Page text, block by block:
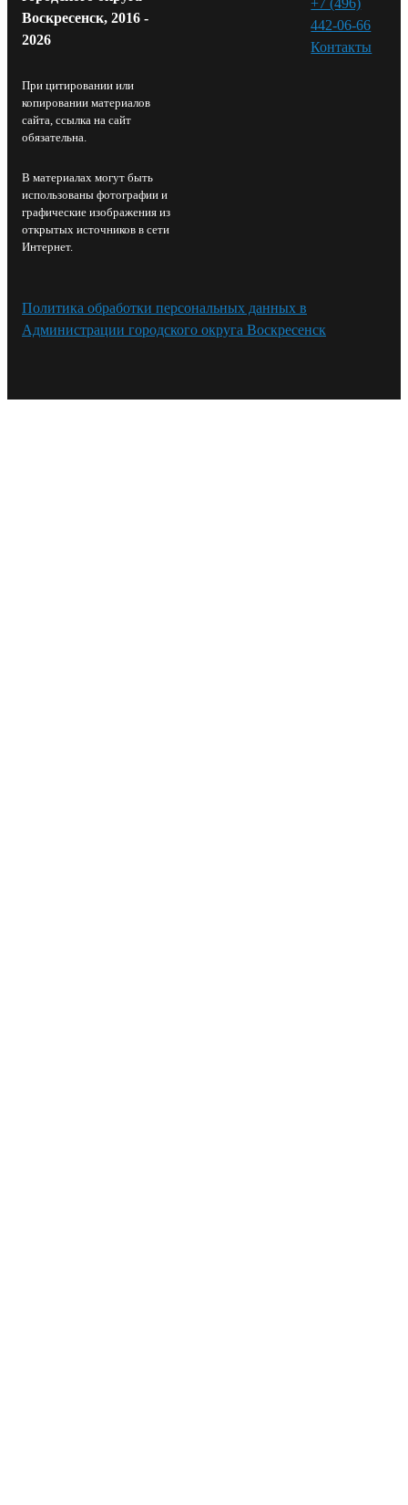
Воскресенск, 2016 -
2026
При цитировании или
копировании материалов
сайта, ссылка на сайт
обязательна.
В материалах могут быть
использованы фотографии и
графические изображения из
открытых источников в сети
Интернет.
442-06-66
Контакты⁠
Политика обработки персональных данных в
Администрации городского округа Воскресенск